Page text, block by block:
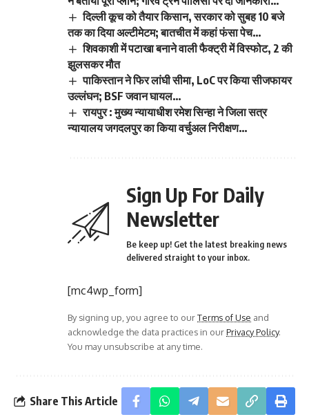
दिल्ली कूच को तैयार किसान, सरकार को सुबह 10 बजे
तक का दिया अल्टीमेटम; बातचीत में कहां फंसा पेच…
शिवकाशी में पटाखा बनाने वाली फैक्ट्री में विस्फोट, 2 की
झुलसकर मौत
पाकिस्तान ने फिर लांघी सीमा, LoC पर किया सीजफायर
उल्लंघन; BSF जवान घायल…
रायपुर : मुख्य न्यायाधीश रमेश सिन्हा ने जिला सत्र
न्यायालय जगदलपुर का किया वर्चुअल निरीक्षण…
Sign Up For Daily
Newsletter
Be keep up! Get the latest breaking news
delivered straight to your inbox.
[mc4wp_form]
By signing up, you agree to ourTerms of Use and
acknowledge the data practices in ourPrivacy Policy.
You may unsubscribe at any time.
Share This Article